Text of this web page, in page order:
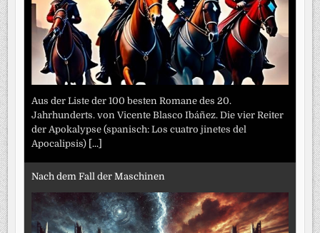
Aus der Liste der 100 besten Romane des 20.
Jahrhunderts. von Vicente Blasco Ibáñez. Die vier Reiter
der Apokalypse (spanisch: Los cuatro jinetes del
Apocalipsis) [...]
Nach dem Fall der Maschinen